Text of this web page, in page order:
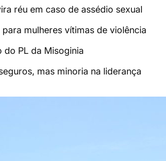
réu em caso de assédio sexual
mulheres vítimas de violência
do PL da Misoginia
mas minoria na liderança